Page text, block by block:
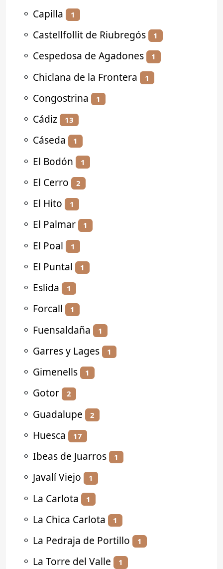
⚬ Capilla 1
⚬ Castellfollit de Riubregós 1
⚬ Cespedosa de Agadones 1
⚬ Chiclana de la Frontera 1
⚬ Congostrina 1
⚬ Cádiz 13
⚬ Cáseda 1
⚬ El Bodón 1
⚬ El Cerro 2
⚬ El Hito 1
⚬ El Palmar 1
⚬ El Poal 1
⚬ El Puntal 1
⚬ Eslida 1
⚬ Forcall 1
⚬ Fuensaldaña 1
⚬ Garres y Lages 1
⚬ Gimenells 1
⚬ Gotor 2
⚬ Guadalupe 2
⚬ Huesca 17
⚬ Ibeas de Juarros 1
⚬ Javalí Viejo 1
⚬ La Carlota 1
⚬ La Chica Carlota 1
⚬ La Pedraja de Portillo 1
⚬ La Torre del Valle 1